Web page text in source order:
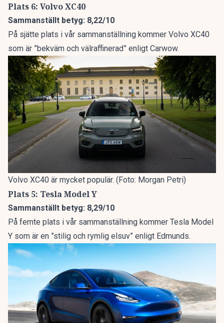
Plats 6: Volvo XC40
Sammanställt betyg: 8,22/10
På sjätte plats i vår sammanställning kommer Volvo XC40
som är ”bekväm och välraffinerad” enligt Carwow.
Volvo XC40 är mycket populär. (Foto: Morgan Petri)
Plats 5: Tesla Model Y
Sammanställt betyg: 8,29/10
På femte plats i vår sammanställning kommer Tesla Model
Y som är en ”stilig och rymlig elsuv” enligt Edmunds.